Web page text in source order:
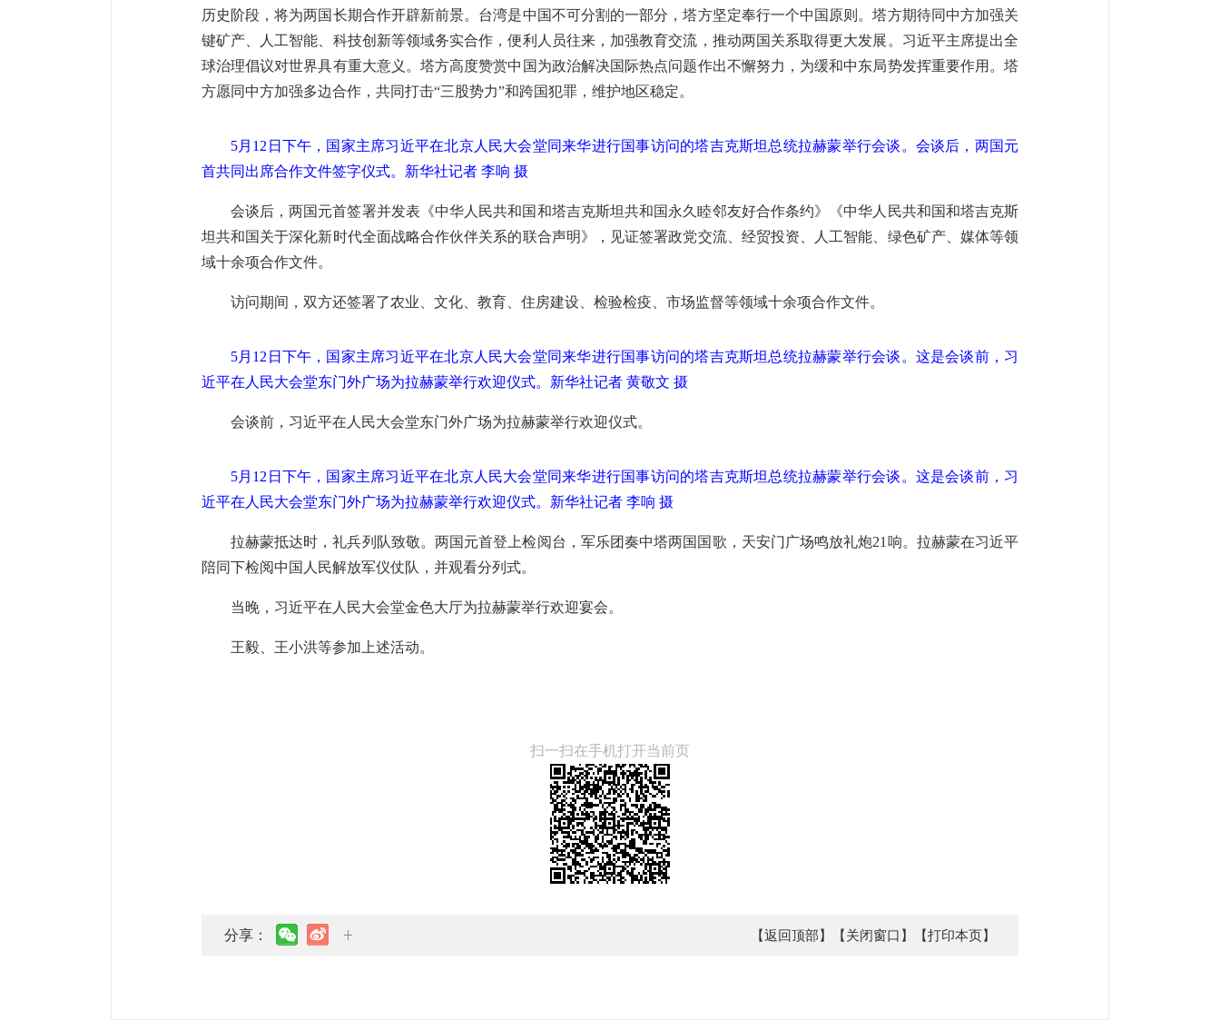
历史阶段，将为两国长期合作开辟新前景。台湾是中国不可分割的一部分，塔方坚定奉行一个中国原则。塔方期待同中方加强关
键矿产、人工智能、科技创新等领域务实合作，便利人员往来，加强教育交流，推动两国关系取得更大发展。习近平主席提出全
球治理倡议对世界具有重大意义。塔方高度赞赏中国为政治解决国际热点问题作出不懈努力，为缓和中东局势发挥重要作用。塔
方愿同中方加强多边合作，共同打击“三股势力”和跨国犯罪，维护地区稳定。
5月12日下午，国家主席习近平在北京人民大会堂同来华进行国事访问的塔吉克斯坦总统拉赫蒙举行会谈。会谈后，两国元
首共同出席合作文件签字仪式。新华社记者 李响 摄
会谈后，两国元首签署并发表《中华人民共和国和塔吉克斯坦共和国永久睦邻友好合作条约》《中华人民共和国和塔吉克斯
坦共和国关于深化新时代全面战略合作伙伴关系的联合声明》，见证签署政党交流、经贸投资、人工智能、绿色矿产、媒体等领
域十余项合作文件。
访问期间，双方还签署了农业、文化、教育、住房建设、检验检疫、市场监督等领域十余项合作文件。
5月12日下午，国家主席习近平在北京人民大会堂同来华进行国事访问的塔吉克斯坦总统拉赫蒙举行会谈。这是会谈前，习
近平在人民大会堂东门外广场为拉赫蒙举行欢迎仪式。新华社记者 黄敬文 摄
会谈前，习近平在人民大会堂东门外广场为拉赫蒙举行欢迎仪式。
5月12日下午，国家主席习近平在北京人民大会堂同来华进行国事访问的塔吉克斯坦总统拉赫蒙举行会谈。这是会谈前，习
近平在人民大会堂东门外广场为拉赫蒙举行欢迎仪式。新华社记者 李响 摄
拉赫蒙抵达时，礼兵列队致敬。两国元首登上检阅台，军乐团奏中塔两国国歌，天安门广场鸣放礼炮21响。拉赫蒙在习近平
陪同下检阅中国人民解放军仪仗队，并观看分列式。
当晚，习近平在人民大会堂金色大厅为拉赫蒙举行欢迎宴会。
王毅、王小洪等参加上述活动。
扫一扫在手机打开当前页
分享： 【返回顶部】 【关闭窗口】 【打印本页】